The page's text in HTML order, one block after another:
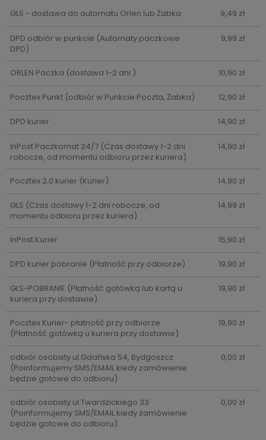
GLS - dostawa do automatu Orlen lub Żabka 9,49 zł
DPD odbiór w punkcie (Automaty paczkowe
DPD)
9,99 zł
ORLEN Paczka (dostawa 1-2 dni ) 10,90 zł
Pocztex Punkt (odbiór w Punkcie Poczta, Żabka) 12,90 zł
DPD kurier 14,90 zł
InPost Paczkomat 24/7(Czas dostawy 1-2 dni
robocze, od momentu odbioru przez kuriera)
14,90 zł
Pocztex 2.0 kurier (Kurier) 14,90 zł
GLS (Czas dostawy 1-2 dni robocze, od
momentu odbioru przez kuriera)
14,99 zł
InPost Kurier 15,90 zł
DPD kurier pobranie (Płatność przy odbiorze) 19,90 zł
GLS-POBRANIE (Płatność gotówką lub kartą u
kuriera przy dostawie)
19,90 zł
Pocztex Kurier- płatność przy odbiorze
(Płatność gotówką u kuriera przy dostawie)
19,90 zł
odbiór osobisty ul.Gdańska 54, Bydgoszcz
(Poinformujemy SMS/EMAIL kiedy zamówienie
będzie gotowe do odbioru)
0,00 zł
odbiór osobisty ul.Twardzickiego 33
(Poinformujemy SMS/EMAIL kiedy zamówienie
będzie gotowe do odbioru)
0,00 zł